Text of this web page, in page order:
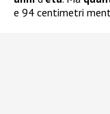
e 94 centimetri